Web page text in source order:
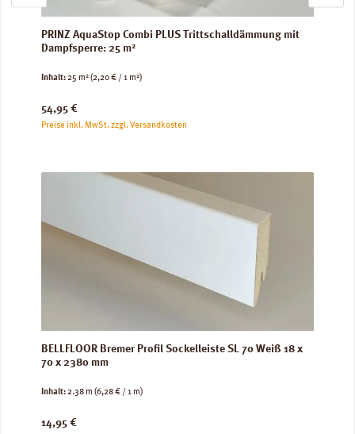
PRINZ AquaStop Combi PLUS Trittschalldämmung mit
Dampfsperre: 25 m²
Inhalt:25 m²(2,20 € / 1 m²)
Regulärer Preis:
54,95 €
Preise inkl. MwSt. zzgl. Versandkosten
BELLFLOOR Bremer Profil Sockelleiste SL 70 Weiß 18 x
70 x 2380 mm
Inhalt:2.38 m (6,28 € / 1 m)
Regulärer Preis:
14,95 €